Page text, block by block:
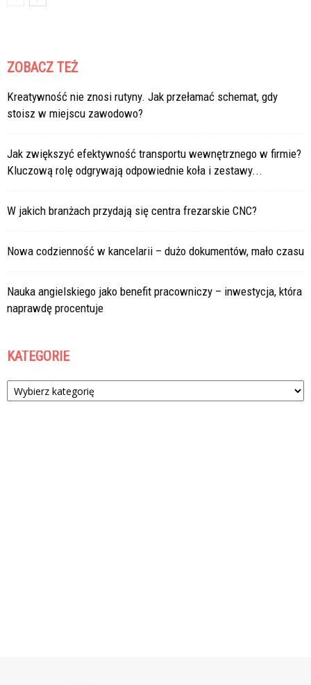
ZOBACZ TEŻ
Kreatywność nie znosi rutyny. Jak przełamać schemat, gdy
stoisz w miejscu zawodowo?
Jak zwiększyć efektywność transportu wewnętrznego w firmie?
Kluczową rolę odgrywają odpowiednie koła i zestawy...
W jakich branżach przydają się centra frezarskie CNC?
Nowa codzienność w kancelarii – dużo dokumentów, mało czasu
Nauka angielskiego jako benefit pracowniczy – inwestycja, która
naprawdę procentuje
KATEGORIE
Kategorie